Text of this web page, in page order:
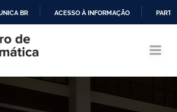
CONTEÚDO
BR ACESSO À INFORMAÇÃO